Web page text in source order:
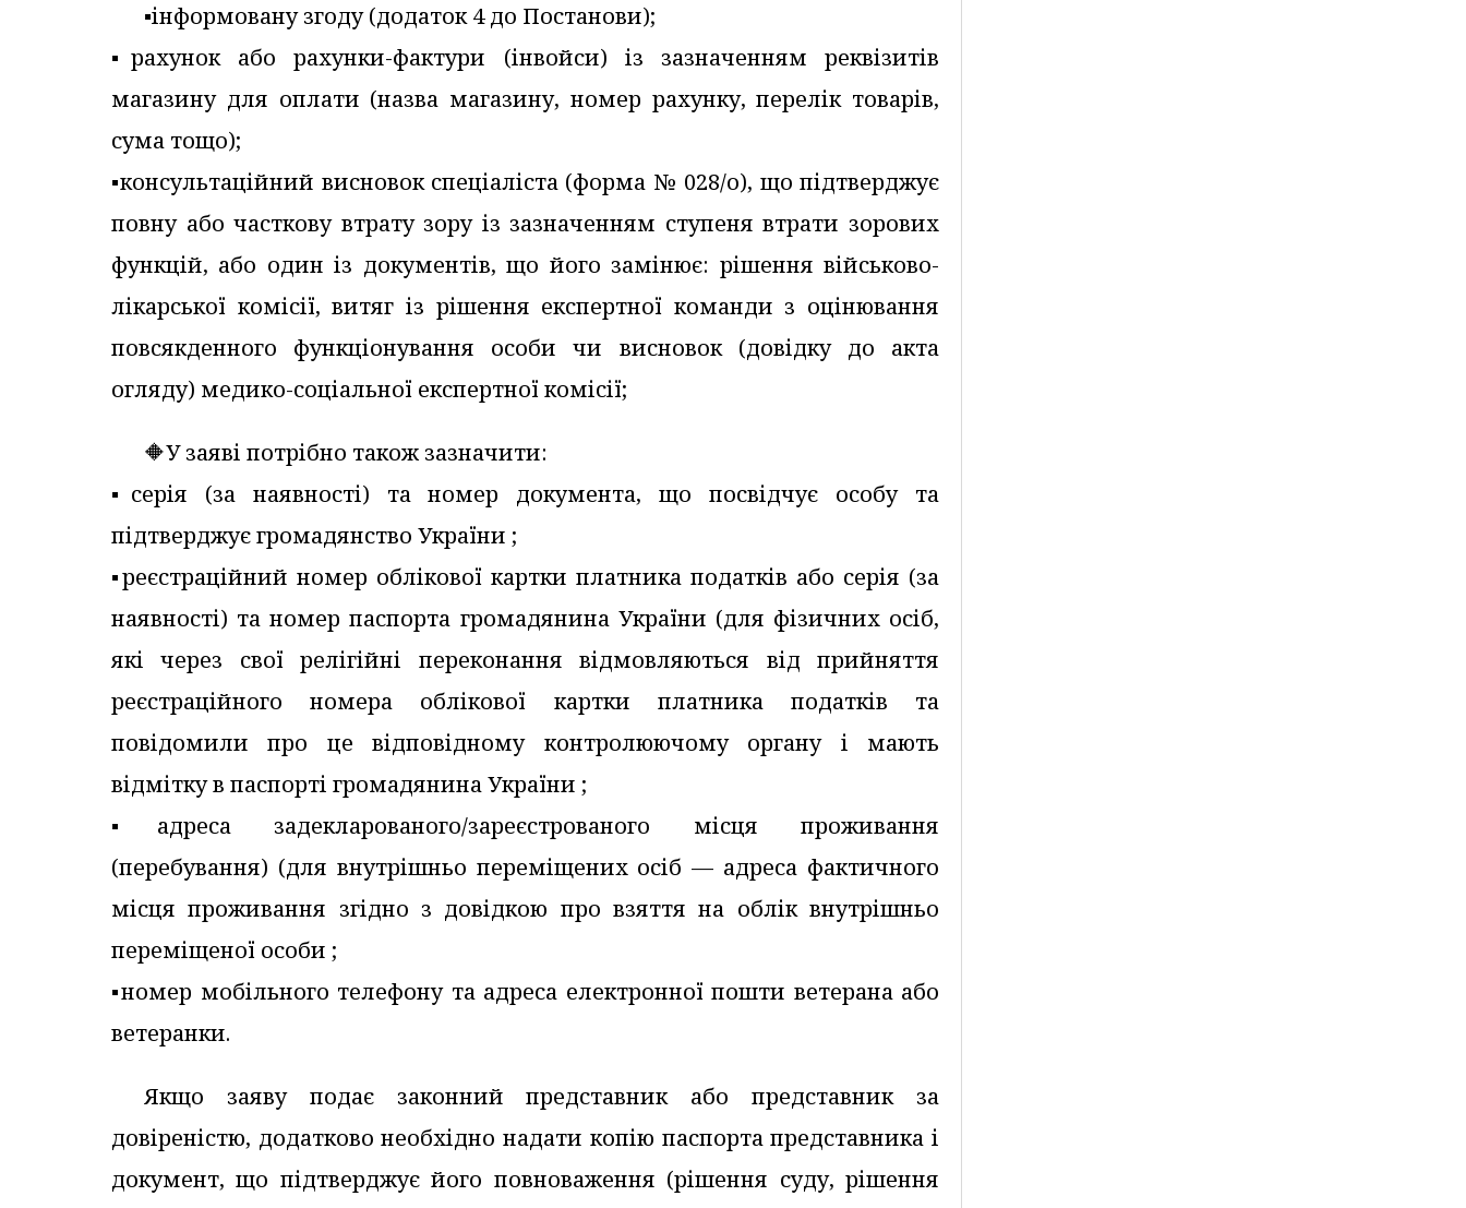
▪️інформовану згоду (додаток 4 до Постанови);
▪️рахунок або рахунки-фактури (інвойси) із зазначенням реквізитів
магазину для оплати (назва магазину, номер рахунку, перелік товарів,
сума тощо);
▪️консультаційний висновок спеціаліста (форма № 028/о), що підтверджує
повну або часткову втрату зору із зазначенням ступеня втрати зорових
функцій, або один із документів, що його замінює: рішення військово-
лікарської комісії, витяг із рішення експертної команди з оцінювання
повсякденного функціонування особи чи висновок (довідку до акта
огляду) медико-соціальної експертної комісії;
🔶У заяві потрібно також зазначити:
▪️серія (за наявності) та номер документа, що посвідчує особу та
підтверджує громадянство України ;
▪️реєстраційний номер облікової картки платника податків або серія (за
наявності) та номер паспорта громадянина України (для фізичних осіб,
які через свої релігійні переконання відмовляються від прийняття
реєстраційного номера облікової картки платника податків та
повідомили про це відповідному контролюючому органу і мають
відмітку в паспорті громадянина України ;
▪️адреса задекларованого/зареєстрованого місця проживання
(перебування) (для внутрішньо переміщених осіб — адреса фактичного
місця проживання згідно з довідкою про взяття на облік внутрішньо
переміщеної особи ;
▪️номер мобільного телефону та адреса електронної пошти ветерана або
ветеранки.
Якщо заяву подає законний представник або представник за
довіреністю, додатково необхідно надати копію паспорта представника і
документ, що підтверджує його повноваження (рішення суду, рішення